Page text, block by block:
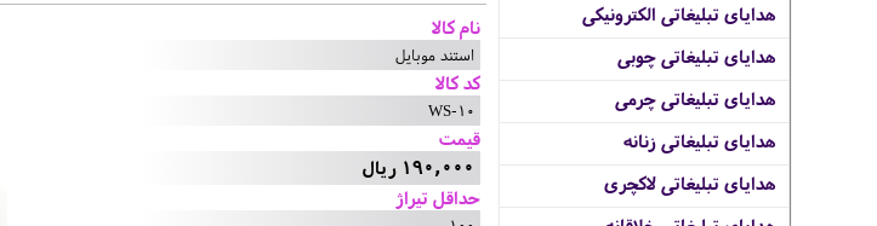
هدایای تبلیغاتی الکترونیکی
هدایای تبلیغاتی چوبی
هدایای تبلیغاتی چرمی
هدایای تبلیغاتی زنانه
هدایای تبلیغاتی لاکچری
نام کالا
استند موبایل
کد کالا
WS-10
قیمت
190,000 ریال
حداقل تیراژ